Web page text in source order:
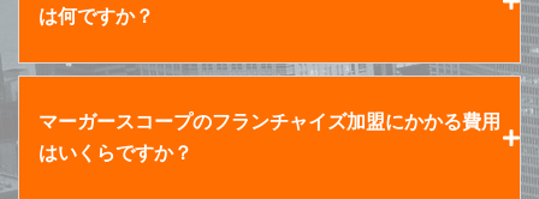
は何ですか？
マーガースコープのフランチャイズ加盟にかかる費用
はいくらですか？